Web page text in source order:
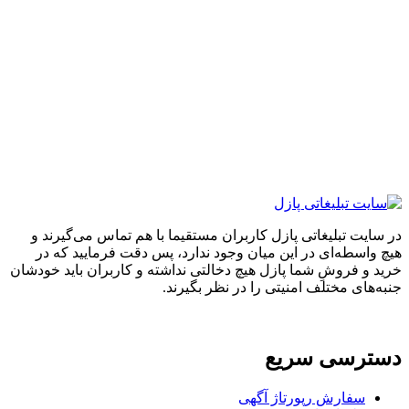
تبلیغاتی پازل کاربران مستقیما با هم تماس می‌گیرند و
در این میان وجود ندارد، پس دقت فرمایید که در
و فروشِ شما پازل هیچ دخالتی نداشته و کاربران باید خودشان
مختلف امنیتی را در نظر بگیرند.
سریع
سفارش رپورتاژ آگهی